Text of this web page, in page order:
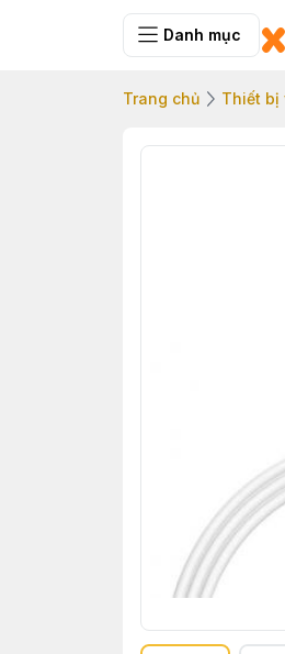
Danh mục
Trang chủ Thiết bị